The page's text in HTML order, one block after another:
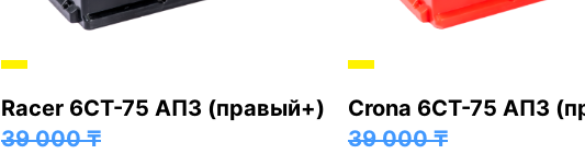
Racer 6СТ-75 АПЗ (правый+)
39 000₸
Crona 6СТ-75 АПЗ
39 000₸